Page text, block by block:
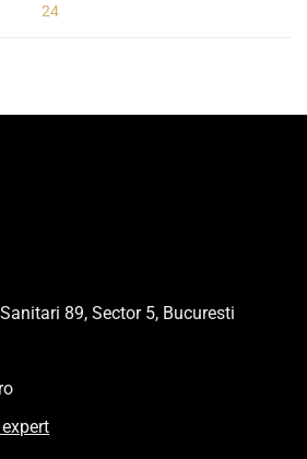
24
89, Sector 5, Bucuresti